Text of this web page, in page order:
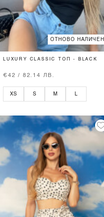
ОТНОВО НАЛИЧЕН
LUXURY CLASSIC ТОП - BLACK
€42 / 82.14 ЛВ.
XS S M